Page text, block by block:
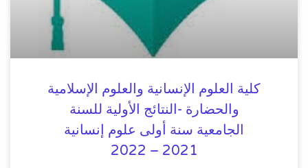
كلية العلوم الإنسانية والعلوم الإسلامية
والحضارة -النتائج الأولية للسنة
الجامعية سنة أولى علوم إنسانية
2021 – 2022